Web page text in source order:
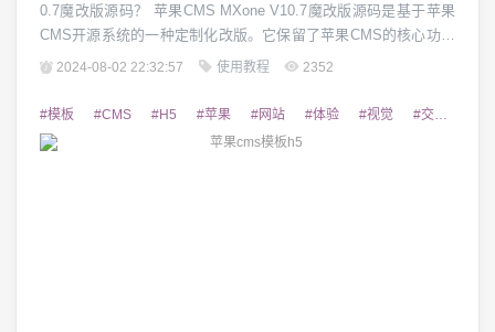
0.7魔改版源码？ 苹果CMS MXone V10.7魔改版源码是基于苹果
CMS开源系统的一种定制化改版。它保留了苹果CMS的核心功能
和架构，同时针对用户需求进行深度定制和优化。这款魔改版源
级，为用户带来更优质的使用体验。 MXone V10.7魔改版...
2024-08-02 22:32:57 使用教程 2352
#模板 #CMS #H5 #苹果 #网站 #体验 #视觉 #交互